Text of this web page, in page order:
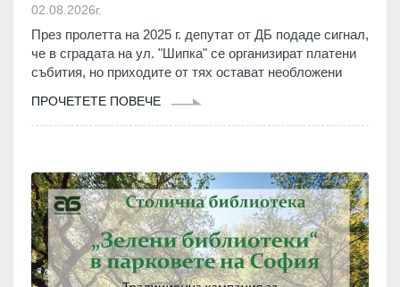
02.08.2026г.
През пролетта на 2025 г. депутат от ДБ подаде сигнал,
че в сградата на ул. "Шипка" се организират платени
събития, но приходите от тях остават необложени
ПРОЧЕТЕТЕ ПОВЕЧЕ